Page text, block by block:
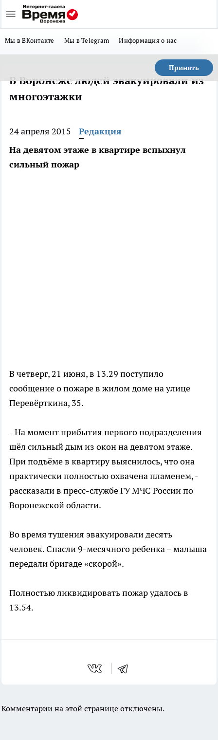
Мы в ВКонтакте Мы в Telegram Информация о нас
Принять
В Воронеже людей эвакуировали из
многоэтажки
24 апреля 2015
Редакция
На девятом этаже в квартире вспыхнул
сильный пожар
В четверг, 21 июня, в 13.29 поступило
сообщение о пожаре в жилом доме на улице
Перевёрткина, 35.
- На момент прибытия первого подразделения
шёл сильный дым из окон на девятом этаже.
При подъёме в квартиру выяснилось, что она
практически полностью охвачена пламенем, -
рассказали в пресс-службе ГУ МЧС России по
Воронежской области.
Во время тушения эвакуировали десять
человек. Спасли 9-месячного ребенка – малыша
передали бригаде «скорой».
Полностью ликвидировать пожар удалось в
13.54.
Комментарии на этой странице отключены.